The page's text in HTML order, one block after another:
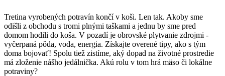
Tretina vyrobených potravín končí v koši. Len tak. Akoby sme
odišli z obchodu s tromi plnými taškami a jednu by sme pred
domom hodili do koša. V pozadí je obrovské plytvanie zdrojmi -
vyčerpaná pôda, voda, energia. Získajte overené tipy, ako s tým
doma bojovať! Spolu tiež zistíme, aký dopad na životné prostredie
má zloženie nášho jedálnička. Akú rolu v tom hrá mäso či lokálne
potraviny?